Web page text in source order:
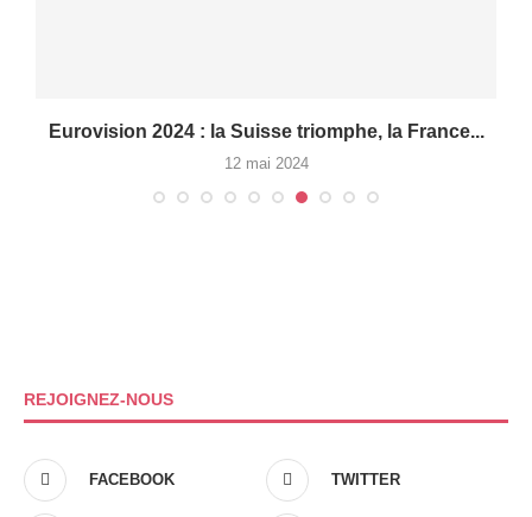
Eurovision 2024 : la Suisse triomphe, la France...
12 mai 2024
REJOIGNEZ-NOUS
FACEBOOK TWITTER